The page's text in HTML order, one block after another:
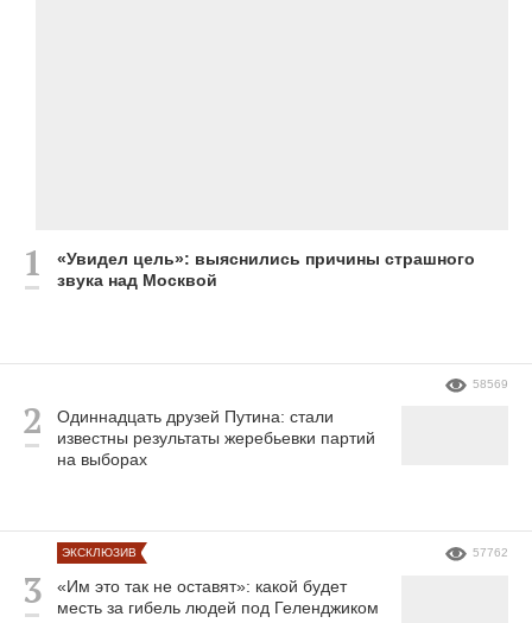
«Увидел цель»: выяснились причины страшного
звука над Москвой
Одиннадцать друзей Путина: стали
известны результаты жеребьевки партий
на выборах
58569
«Им это так не оставят»: какой будет
месть за гибель людей под Геленджиком
ЭКСКЛЮЗИВ 57762